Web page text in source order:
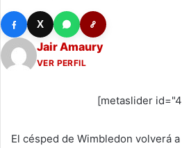
X
Jair Amaury
VER PERFIL
[metaslider
El césped de Wimbledon volverá